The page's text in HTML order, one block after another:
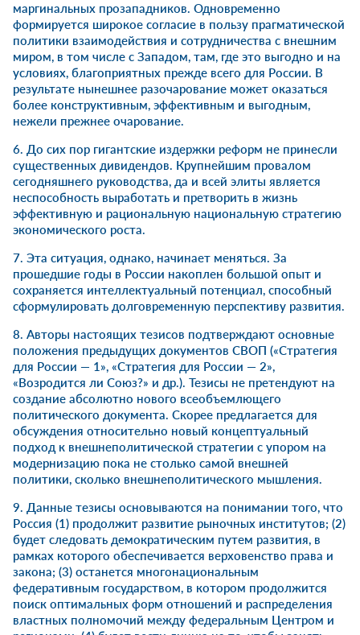
маргинальных прозападников. Одновременно
формируется широкое согласие в пользу прагматической
политики взаимодействия и сотрудничества с внешним
миром, в том числе с Западом, там, где это выгодно и на
условиях, благоприятных прежде всего для России. В
результате нынешнее разочарование может оказаться
более конструктивным, эффективным и выгодным,
нежели прежнее очарование.
6. До сих пор гигантские издержки реформ не принесли
существенных дивидендов. Крупнейшим провалом
сегодняшнего руководства, да и всей элиты является
неспособность выработать и претворить в жизнь
эффективную и рациональную национальную стратегию
экономического роста.
7. Эта ситуация, однако, начинает меняться. За
прошедшие годы в России накоплен большой опыт и
сохраняется интеллектуальный потенциал, способный
сформулировать долговременную перспективу развития.
8. Авторы настоящих тезисов подтверждают основные
положения предыдущих документов СВОП («Стратегия
для России — 1», «Стратегия для России — 2»,
«Возродится ли Союз?» и др.). Тезисы не претендуют на
создание абсолютно нового всеобъемлющего
политического документа. Скорее предлагается для
обсуждения относительно новый концептуальный
подход к внешнеполитической стратегии с упором на
модернизацию пока не столько самой внешней
политики, сколько внешнеполитического мышления.
9. Данные тезисы основываются на понимании того, что
Россия (1) продолжит развитие рыночных институтов; (2)
будет следовать демократическим путем развития, в
рамках которого обеспечивается верховенство права и
закона; (3) останется многонациональным
федеративным государством, в котором продолжится
поиск оптимальных форм отношений и распределения
властных полномочий между федеральным Центром и